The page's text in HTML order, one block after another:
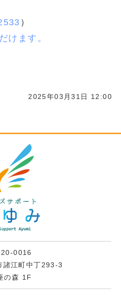
）
けます。
2025年03月31日 12:00
0016
諸江町中丁293-3
の森 1F